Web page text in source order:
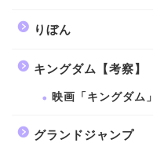
りぼん
キングダム【考察】
映画「キングダム」
グランドジャンプ